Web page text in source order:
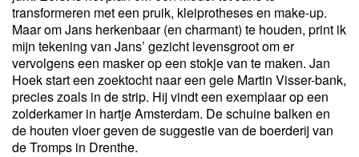
transformeren met een pruik, kleiprotheses en make-up.
Maar om Jans herkenbaar (en charmant) te houden, print ik
mijn tekening van Jans’ gezicht levensgroot om er
vervolgens een masker op een stokje van te maken. Jan
Hoek start een zoektocht naar een gele Martin Visser-bank,
precies zoals in de strip. Hij vindt een exemplaar op een
zolderkamer in hartje Amsterdam. De schuine balken en
de houten vloer geven de suggestie van de boerderij van
de Tromps in Drenthe.